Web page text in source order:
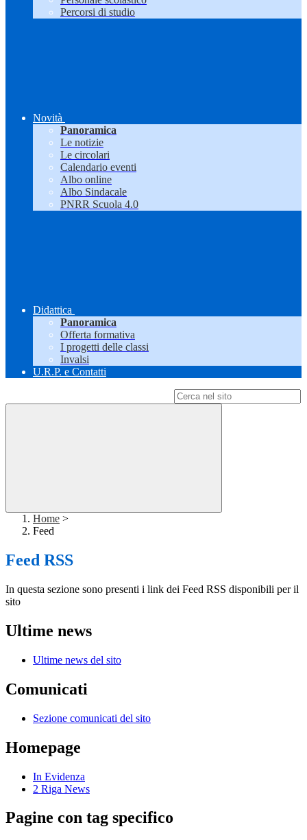
Percorsi di studio
Novità
Panoramica
Le notizie
Le circolari
Calendario eventi
Albo online
Albo Sindacale
PNRR Scuola 4.0
Didattica
Panoramica
Offerta formativa
I progetti delle classi
Invalsi
U.R.P. e Contatti
Home >
Feed
Feed RSS
In questa sezione sono presenti i link dei Feed RSS disponibili per il
sito
Ultime news
Ultime news del sito
Comunicati
Sezione comunicati del sito
Homepage
In Evidenza
2 Riga News
Pagine con tag specifico